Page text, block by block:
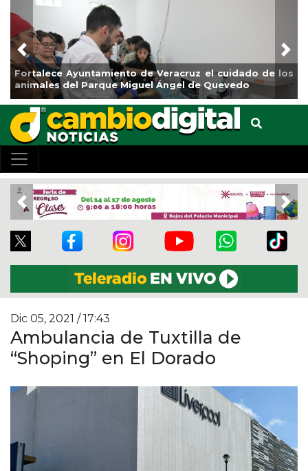
Fortalece Ayuntamiento de Veracruz el cuidado de los
animales del Parque Miguel Ángel de Quevedo
Previous
Previous
Dic 05, 2021 / 17:43
Ambulancia de Tuxtilla de
“Shoping” en El Dorado